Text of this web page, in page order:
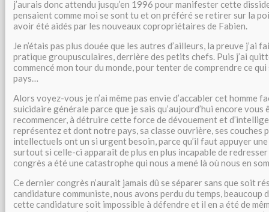
j’aurais donc attendu jusqu’en 1996 pour manifester cette
pensaient comme moi se sont tu et on préféré se retirer sur la
avoir été aidés par les nouveaux copropriétaires de Fabien.
Je n’étais pas plus douée que les autres d’ailleurs, la preuve j’ai
pratique groupusculaires, derrière des petits chefs. Puis j’ai
commencé mon tour du monde, pour tenter de comprendre ce qui
pays…
Alors voyez-vous je n’ai même pas envie d’accabler cet homme
suicidaire générale parce que je sais qu’aujourd’hui encore vous
recommencer, à détruire cette force de dévouement et
représentez et dont notre pays, sa classe ouvrière, ses couches
intellectuels ont un si urgent besoin, parce qu’il faut appuyer
surtout si celle-ci apparaît de plus en plus incapable de
congrès a été une catastrophe qui nous a mené là où nous en
Ce dernier congrès n’aurait jamais dû se séparer sans que soit
candidature communiste, nous avons perdu du temps, beaucoup
cette candidature soit impossible à défendre et il en a été de